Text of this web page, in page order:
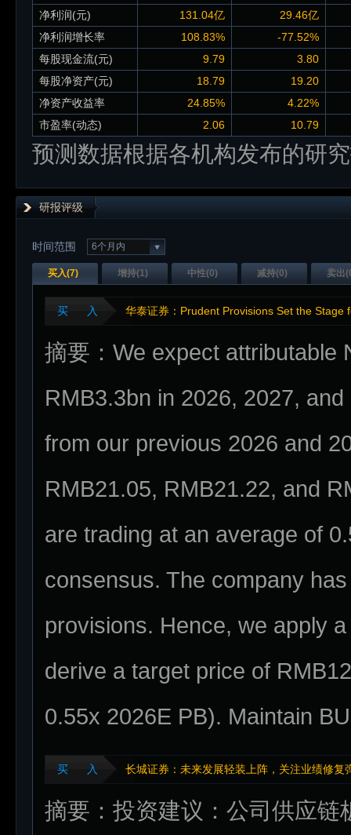
净利润(元)
131.04亿
29.46亿
净利润增长率
108.83%
-77.52%
每股现金流(元)
9.79
3.80
每股净资产(元)
18.79
19.20
净资产收益率
24.85%
4.22%
市盈率(动态)
2.06 10.79
预测数据根据各机构发布的研
研报评级
6个月内
时间范围
买入(7) 增持(1) 中性(0) 减持(0) 卖出(
买 入 华泰证券：Prudent Provisions Set the Stage
摘要：We expect attributable
RMB3.3bn in 2026, 2027,
from our previous 2026 and
RMB21.05, RMB21.22, and
are trading at an average of
consensus. The company
provisions. Hence, we apply
derive a target price of
0.55x 2026E PB). Maintain
买 入 长城证券：未来发展轻装上阵，关注业绩修复
摘要：投资建议：公司供应